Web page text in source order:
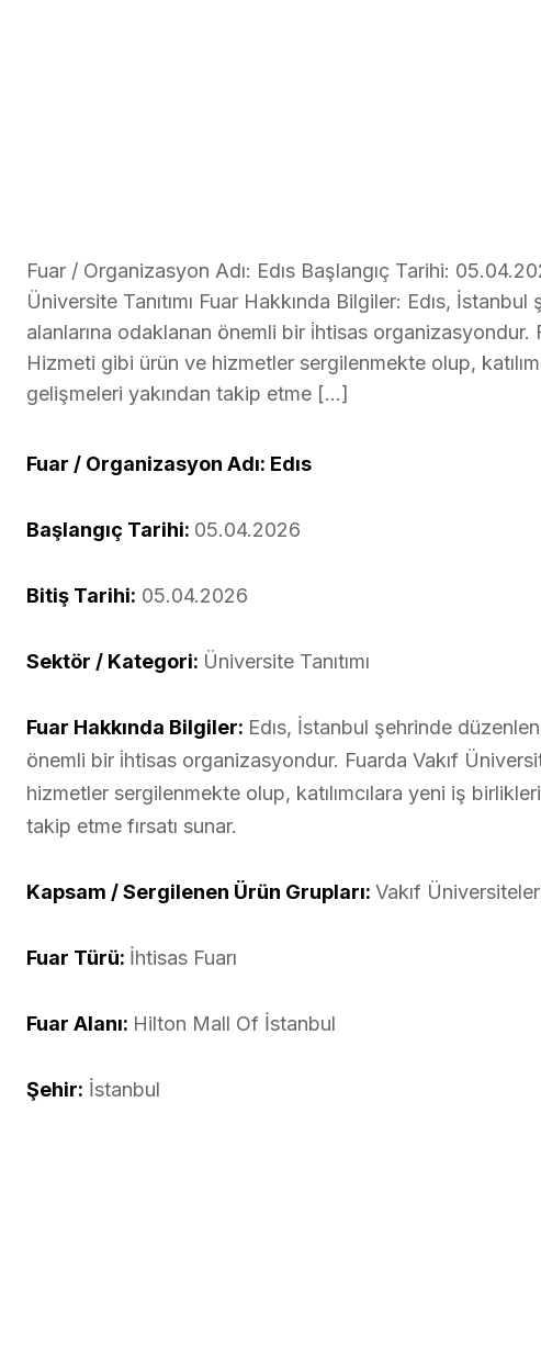
Fuar / Organizasyon Adı: Edıs Başlangıç Tarihi:
Üniversite Tanıtımı Fuar Hakkında Bilgiler: Edıs,
alanlarına odaklanan önemli bir i̇htisas organizasyondur.
Hizmeti gibi ürün ve hizmetler sergilenmekte olup,
gelişmeleri yakından takip etme […]
Fuar / Organizasyon Adı: Edıs
Başlangıç Tarihi: 05.04.2026
Bitiş Tarihi: 05.04.2026
Sektör / Kategori: Üniversite Tanıtımı
Fuar Hakkında Bilgiler: Edıs, İstanbul şehrinde
önemli bir i̇htisas organizasyondur. Fuarda Vakıf
hizmetler sergilenmekte olup, katılımcılara yeni iş
takip etme fırsatı sunar.
Kapsam / Sergilenen Ürün Grupları: Vakıf
Fuar Türü: İhtisas Fuarı
Fuar Alanı: Hilton Mall Of İstanbul
Şehir: İstanbul